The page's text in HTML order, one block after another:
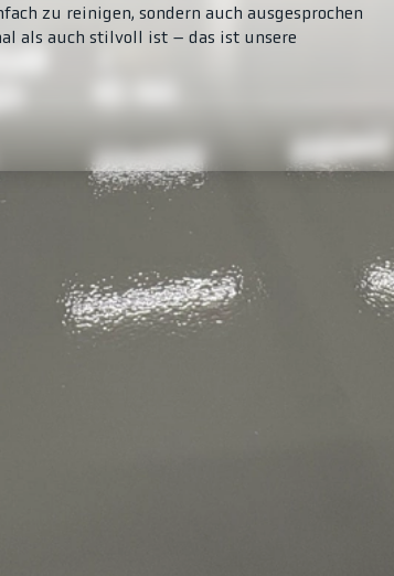
zu reinigen, sondern auch ausgesprochen
als auch stilvoll ist – das ist unsere